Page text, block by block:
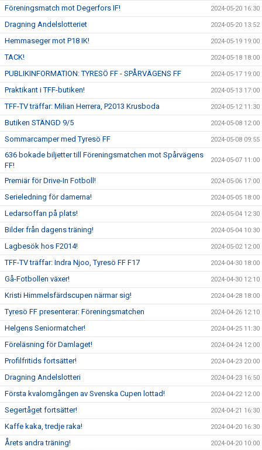
Föreningsmatch mot Degerfors IF! 2024-05-20 16:30
Dragning Andelslotteriet 2024-05-20 13:52
Hemmaseger mot P18 IK! 2024-05-19 19:00
TACK! 2024-05-18 18:00
PUBLIKINFORMATION: TYRESÖ FF - SPÅRVÄGENS FF 2024-05-17 19:00
Praktikant i TFF-butiken! 2024-05-13 17:00
TFF-TV träffar: Milian Herrera, P2013 Krusboda 2024-05-12 11:30
Butiken STÄNGD 9/5 2024-05-08 12:00
Sommarcamper med Tyresö FF 2024-05-08 09:55
636 bokade biljetter till Föreningsmatchen mot Spårvägens
FF!
2024-05-07 11:00
Premiär för Drive-In Fotboll! 2024-05-06 17:00
Serieledning för damerna! 2024-05-05 18:00
Ledarsoffan på plats! 2024-05-04 12:30
Bilder från dagens träning! 2024-05-04 10:30
Lagbesök hos F2014! 2024-05-02 12:00
TFF-TV träffar: Indra Njoo, Tyresö FF F17 2024-04-30 18:00
Gå-Fotbollen växer! 2024-04-30 12:10
Kristi Himmelsfärdscupen närmar sig! 2024-04-28 18:00
Tyresö FF presenterar: Föreningsmatchen 2024-04-26 12:10
Helgens Seniormatcher! 2024-04-25 11:30
Föreläsning för Damlaget! 2024-04-24 12:00
Profilfritids fortsätter! 2024-04-23 20:00
Dragning Andelslotteri 2024-04-23 16:50
Första kvalomgången av Svenska Cupen lottad! 2024-04-22 12:00
Segertåget fortsätter! 2024-04-21 16:30
Kaffe kaka, tredje raka! 2024-04-20 16:30
Årets andra träning! 2024-04-20 10:00